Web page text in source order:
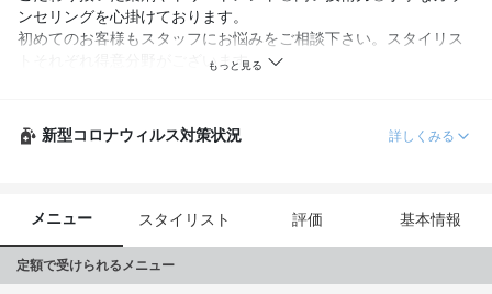
ンセリングを心掛けております。
初めてのお客様もスタッフにお悩みをご相談下さい。スタイリス
トそれぞれ得意分野がございます。
新型コロナウィルス対策状況 詳しくみる
メニュー スタイリスト 評価 基本情報
定額で受けられるメニュー